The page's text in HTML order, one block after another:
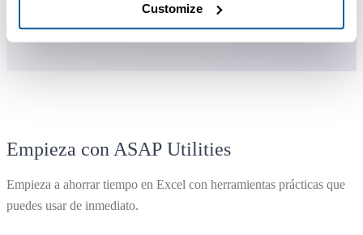
Customize
Empieza con ASAP Utilities
Empieza a ahorrar tiempo en Excel con herramientas prácticas que
puedes usar de inmediato.